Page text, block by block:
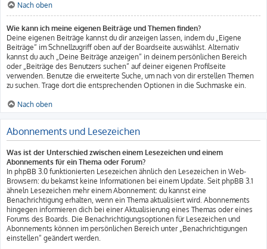
Nach oben
Wie kann ich meine eigenen Beiträge und Themen finden?
Deine eigenen Beiträge kannst du dir anzeigen lassen, indem du „Eigene
Beiträge“ im Schnellzugriff oben auf der Boardseite auswählst. Alternativ
kannst du auch „Deine Beiträge anzeigen“ in deinem persönlichen Bereich
oder „Beiträge des Benutzers suchen“ auf deiner eigenen Profilseite
verwenden. Benutze die erweiterte Suche, um nach von dir erstellen Themen
zu suchen. Trage dort die entsprechenden Optionen in die Suchmaske ein.
Nach oben
Abonnements und Lesezeichen
Was ist der Unterschied zwischen einem Lesezeichen und einem
Abonnements für ein Thema oder Forum?
In phpBB 3.0 funktionierten Lesezeichen ähnlich den Lesezeichen in Web-
Browsern: du bekamst keine Informationen bei einem Update. Seit phpBB 3.1
ähneln Lesezeichen mehr einem Abonnement: du kannst eine
Benachrichtigung erhalten, wenn ein Thema aktualisiert wird. Abonnements
hingegen informieren dich bei einer Aktualisierung eines Themas oder eines
Forums des Boards. Die Benachrichtigungsoptionen für Lesezeichen und
Abonnements können im persönlichen Bereich unter „Benachrichtigungen
einstellen“ geändert werden.